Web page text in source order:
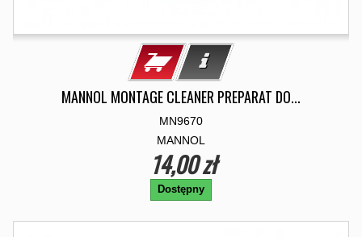
MANNOL MONTAGE CLEANER PREPARAT DO...
MN9670
MANNOL
14,00 zł
Dostępny